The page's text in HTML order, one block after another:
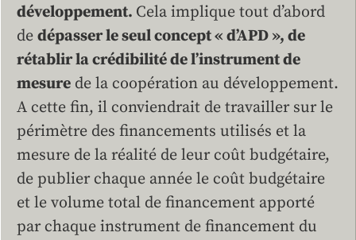
développement. Cela implique tout d’abord
de dépasser le seul concept « d’APD », de
rétablir la crédibilité de l’instrument de
mesure de la coopération au développement.
A cette fin, il conviendrait de travailler sur le
périmètre des financements utilisés et la
mesure de la réalité de leur coût budgétaire,
de publier chaque année le coût budgétaire
et le volume total de financement apporté
par chaque instrument de financement du